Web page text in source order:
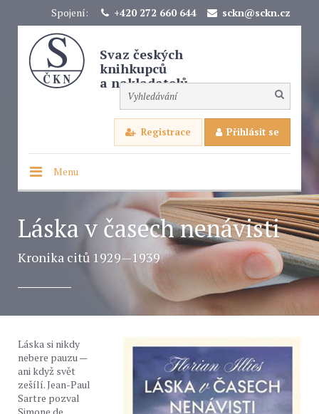
Spojení: +420 272 660 644 sckn@sckn.cz
Svaz českých
knihkupců
a nakladatelů
Registrace Přihlásit se
Menu
Láska v časech nenávisti
Kronika citů 1929—1939
Láska si nikdy
nebere pauzu —
ani když svět
zešílí. Jean-Paul
Sartre pozval